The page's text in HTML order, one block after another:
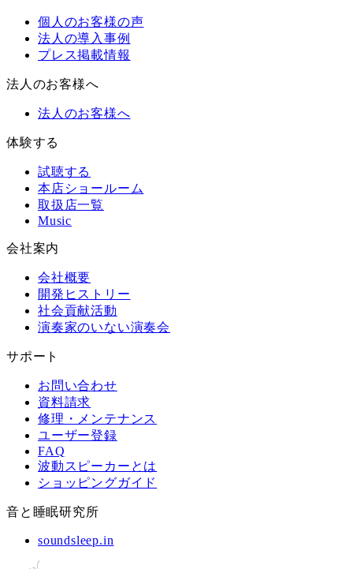
個人のお客様の声
法人の導入事例
プレス掲載情報
法人のお客様へ
法人のお客様へ
体験する
試聴する
本店ショールーム
取扱店一覧
Music
会社案内
会社概要
開発ヒストリー
社会貢献活動
演奏家のいない演奏会
サポート
お問い合わせ
資料請求
修理・メンテナンス
ユーザー登録
FAQ
波動スピーカーとは
ショッピングガイド
音と睡眠研究所
soundsleep.in